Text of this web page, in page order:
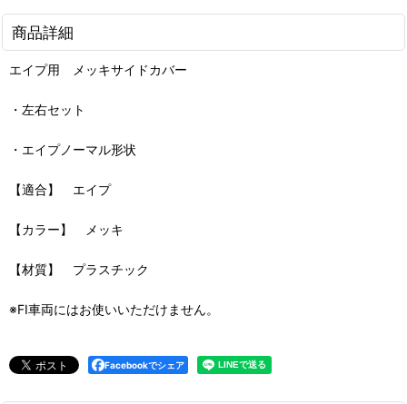
商品詳細
エイプ用 メッキサイドカバー
・左右セット
・エイプノーマル形状
【適合】 エイプ
【カラー】 メッキ
【材質】 プラスチック
※FI車両にはお使いいただけません。
Facebookでシェア